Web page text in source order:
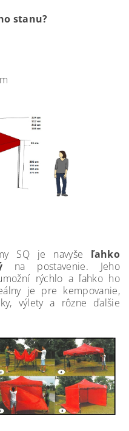
stanu?
SQ je navyše ľahko
na postavenie. Jeho
rýchlo a ľahko ho
je pre kempovanie,
výlety a rôzne ďalšie